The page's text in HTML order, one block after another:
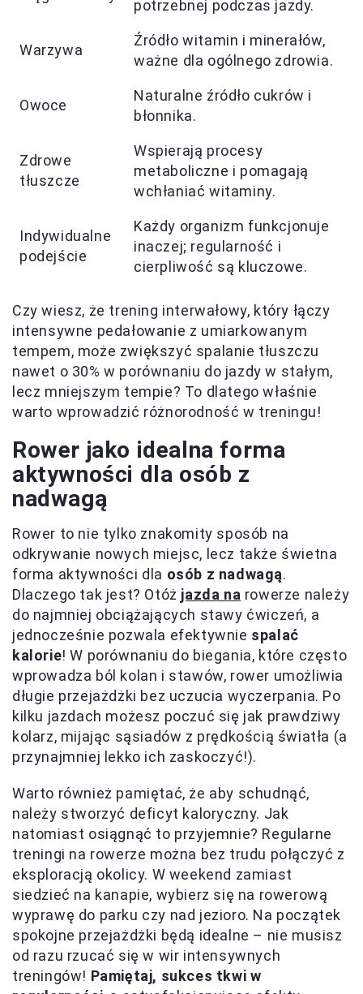
potrzebnej podczas jazdy.
Warzywa
Źródło witamin i minerałów,
ważne dla ogólnego zdrowia.
Owoce
Naturalne źródło cukrów i
błonnika.
Zdrowe
tłuszcze
Wspierają procesy
metaboliczne i pomagają
wchłaniać witaminy.
Indywidualne
podejście
Każdy organizm funkcjonuje
inaczej; regularność i
cierpliwość są kluczowe.
Czy wiesz, że trening interwałowy, który łączy
intensywne pedałowanie z umiarkowanym
tempem, może zwiększyć spalanie tłuszczu
nawet o 30% w porównaniu do jazdy w stałym,
lecz mniejszym tempie? To dlatego właśnie
warto wprowadzić różnorodność w treningu!
Rower jako idealna forma
aktywności dla osób z
nadwagą
Rower to nie tylko znakomity sposób na
odkrywanie nowych miejsc, lecz także świetna
forma aktywności dla osób z nadwagą.
Dlaczego tak jest? Otóż jazda na rowerze należy
do najmniej obciążających stawy ćwiczeń, a
jednocześnie pozwala efektywnie spalać
kalorie! W porównaniu do biegania, które często
wprowadza ból kolan i stawów, rower umożliwia
długie przejażdżki bez uczucia wyczerpania. Po
kilku jazdach możesz poczuć się jak prawdziwy
kolarz, mijając sąsiadów z prędkością światła (a
przynajmniej lekko ich zaskoczyć!).
Warto również pamiętać, że aby schudnąć,
należy stworzyć deficyt kaloryczny. Jak
natomiast osiągnąć to przyjemnie? Regularne
treningi na rowerze można bez trudu połączyć z
eksploracją okolicy. W weekend zamiast
siedzieć na kanapie, wybierz się na rowerową
wyprawę do parku czy nad jezioro. Na początek
spokojne przejażdżki będą idealne – nie musisz
od razu rzucać się w wir intensywnych
treningów! Pamiętaj, sukces tkwi w